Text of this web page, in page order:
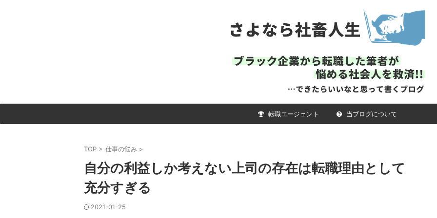
転職エージェント 当ブログについて
TOP > 仕事の悩み >
自分の利益しか考えない上司の存在は転職理由として
充分すぎる
2021-01-25